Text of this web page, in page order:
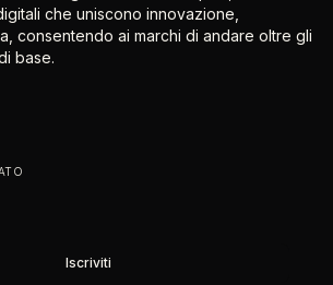
che uniscono innovazione,
consentendo ai marchi di andare oltre gli
base.